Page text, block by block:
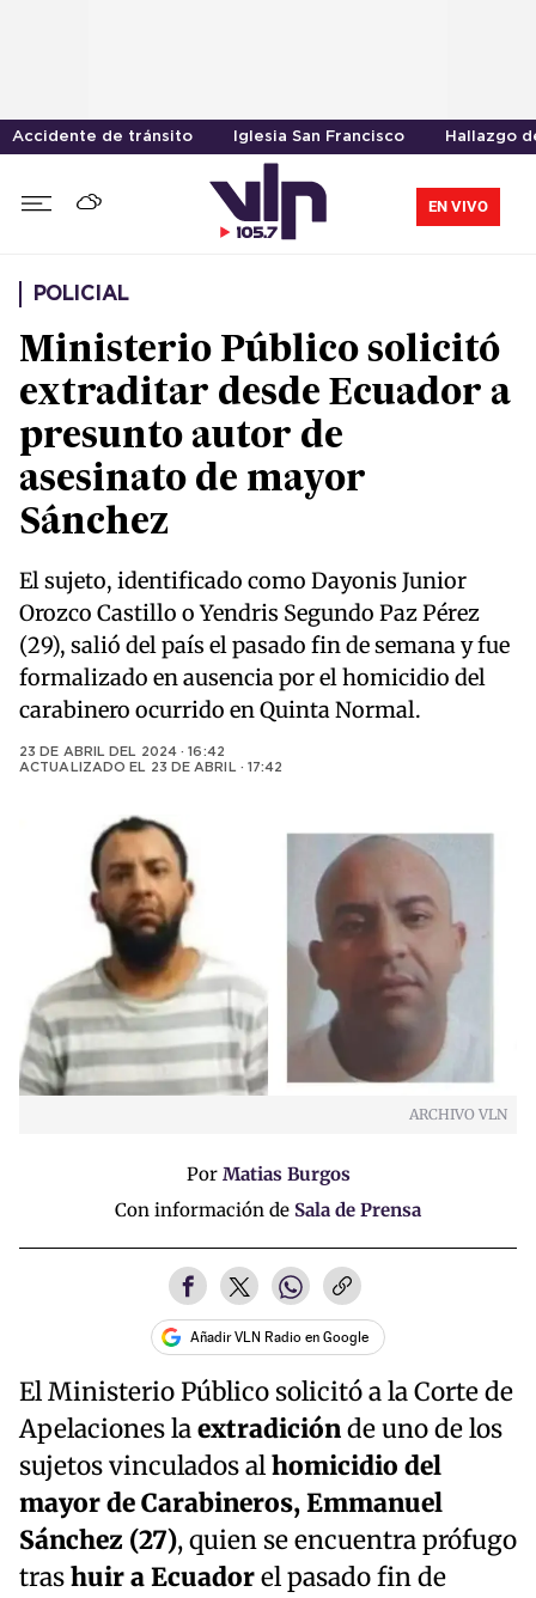
Accidente de tránsito Iglesia San Francisco Hallazgo
EN VIVO
POLICIAL
Ministerio Público solicitó
extraditar desde Ecuador a
presunto autor de
asesinato de mayor
Sánchez
El sujeto, identificado como Dayonis Junior
Orozco Castillo o Yendris Segundo Paz Pérez
(29), salió del país el pasado fin de semana y fue
formalizado en ausencia por el homicidio del
carabinero ocurrido en Quinta Normal.
23 DE ABRIL DEL 2024 · 16:42
ACTUALIZADO EL 23 DE ABRIL · 17:42
ARCHIVO VLN
Por Matias Burgos
Con información de Sala de Prensa
Añadir VLN Radio en Google
El Ministerio Público solicitó a la Corte de
Apelaciones laextradiciónde uno de los
sujetos vinculados alhomicidio del
mayor de Carabineros, Emmanuel
Sánchez (27), quien se encuentra prófugo
trashuir a Ecuadorel pasado fin de